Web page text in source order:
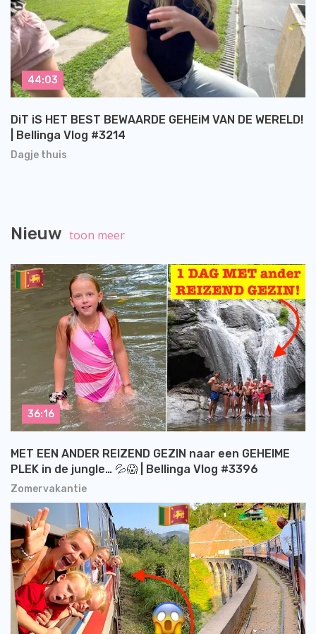
Dagje thuis
DiT iS HET BEST BEWAARDE GEHEiM VAN DE WERELD!
| Bellinga Vlog #3214
44:03
Nieuw toon meer
Zomervakantie
MET EEN ANDER REIZEND GEZIN naar een GEHEIME
PLEK in de jungle… 💦😱 | Bellinga Vlog #3396
36:16